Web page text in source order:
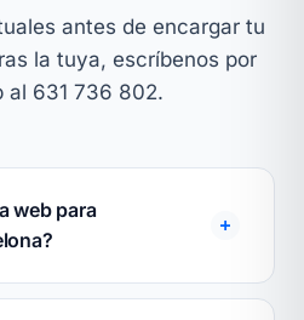
antes de encargar tu
la tuya, escríbenos por
al 631 736 802.
web para
diseño web para